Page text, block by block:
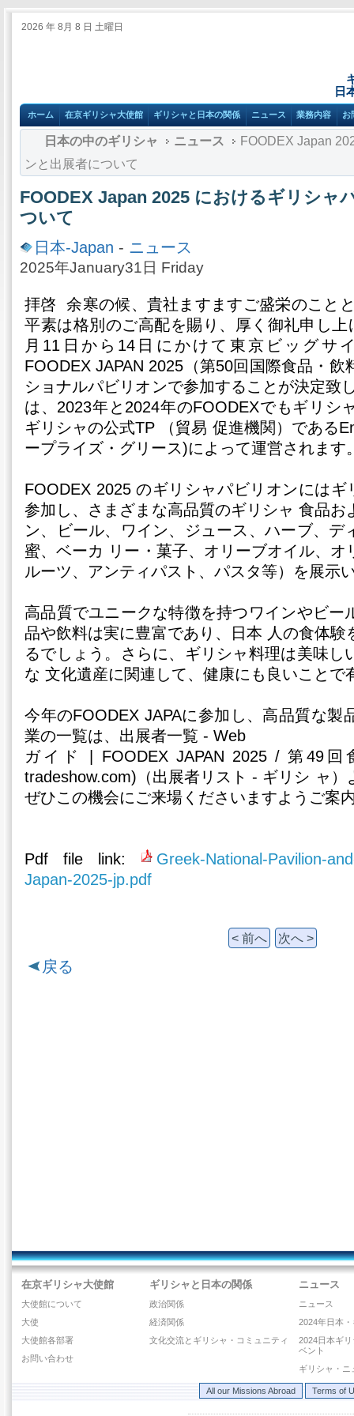
2026 年 8月 8 日 土曜日
日
ホーム 在京ギリシャ大使館 ギリシャと日本の関係 ニュース 業務内容 お
日本の中のギリシャ ニュース
FOODEX Japan
ンと出展者について
FOODEX Japan 2025 におけるギリシャ
ついて
日本-Japan - ニュース
2025年January31日 Friday
拝啓 余寒の候、貴社ますますご盛栄のこと
平素は格別のご高配を賜り、厚く御礼申し
月11日から14日にかけて東京ビッグサ
FOODEX JAPAN 2025（第50回国際食品・飲
ショナルパビリオンで参加することが決定致
は、2023年と2024年のFOODEXでもギリシ
ギリシャの公式TP （貿易 促進機関）である
ープライズ・グリース)によって運営されます
FOODEX 2025 のギリシャパビリオンには
参加し、さまざまな高品質のギリシャ 食品お
ン、ビール、ワイン、ジュース、ハーブ、デ
蜜、ベーカ リー・菓子、オリーブオイル、オ
ルーツ、アンティパスト、パスタ等）を展示
高品質でユニークな特徴を持つワインやビー
品や飲料は実に豊富であり、日本 人の食体験
るでしょう。さらに、ギリシャ料理は美味し
な 文化遺産に関連して、健康にも良いことで
今年のFOODEX JAPAに参加し、高品質な製
業の一覧は、出展者一覧 - Web
ガイド | FOODEX JAPAN 2025 / 第49回
tradeshow.com)（出展者リスト - ギリシ ャ）
ぜひこの機会にご来場くださいますようご案
Pdf file link:
Greek-National-Pavilion-
Japan-2025-jp.pdf
< 前へ 次へ >
戻る
在京ギリシャ大使館
大使館について
大使
大使館各部署
お問い合わせ
ギリシャと日本の関係
政治関係
経済関係
文化交流とギリシャ・コミュニティ
ニュース
ニュース
2024年日本
2024日本ギ
ベント
ギリシャ・ニ
All our Missions Abroad Terms of